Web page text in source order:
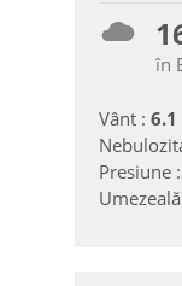
în
Vânt :
Presiune :